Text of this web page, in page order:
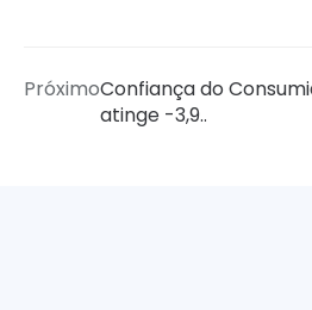
PróximoConfiança do
atinge -3,9..